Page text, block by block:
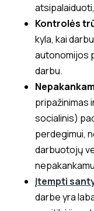
Kontrolės
kyla, kai
autonomijos
darbu.
pripažinimas
socialinis)
perdegimui,
darbuotojų
Įtempti
darbe yra